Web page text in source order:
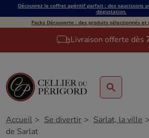
Découvrez le coffret apéritif parfait : des saucissons
dégustation.
Packs Découverte : des produits sélectionnés et
Livraison offerte dès
search
Accueil Se divertir Sarlat, la ville
de Sarlat